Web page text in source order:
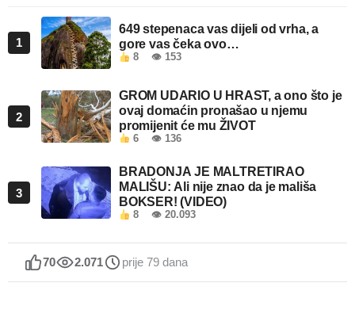
1
649 stepenaca vas dijeli od vrha, a
gore vas čeka ovo…
8 👁 153
2
GROM UDARIO U HRAST, a ono što je
ovaj domaćin pronašao u njemu
promijenit će mu ŽIVOT
6 👁 136
3
BRADONJA JE MALTRETIRAO
MALIŠU: Ali nije znao da je mališa
BOKSER! (VIDEO)
8 👁 20.093
70 2.071 prije 79 dana